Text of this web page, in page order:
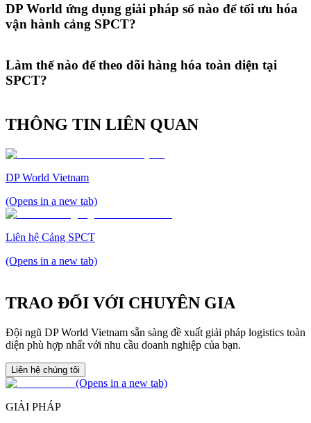
mạng lưới đường bộ, đường thủy và đường biển tích hợp, đội ngũ
dày dặn kinh nghiệm và quy trình vận hành thông minh giúp đảm
bảo mọi chuyến hàng đến các khu công nghiệp và trung tâm nội địa
DP World ứng dụng giải pháp số nào để tối ưu hóa
vận hành cảng SPCT?
số tiên tiến, tối ưu hóa quy trình vận hành, cung cấp theo dõi thời
gian thực, tự động hóa lịch trình và phân tích dự đoán giúp vận
hành cảng thông minh hơn.
Làm thế nào để theo dõi hàng hóa toàn diện tại
SPCT?
cuối tại Saigon Premier Container Terminal (SPCT) thông qua các
nền tảng số tích hợp, mang đến khả năng hiển thị thời gian thực,
nghiệp.
THÔNG TIN LIÊN QUAN
DP World Vietnam
(Opens in a new tab)
Liên hệ Cảng SPCT
(Opens in a new tab)
TRAO ĐỔI VỚI CHUYÊN GIA
Đội ngũ DP World Vietnam sẵn sàng đề xuất giải pháp logistics toàn
diện phù hợp nhất với nhu cầu doanh nghiệp của bạn.
Liên hệ chúng tôi
(Opens in a new tab)
GIẢI PHÁP